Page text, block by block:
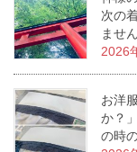
次の
ませ
2026
お洋
か？
の時